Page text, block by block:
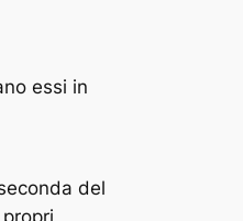
essi in
del